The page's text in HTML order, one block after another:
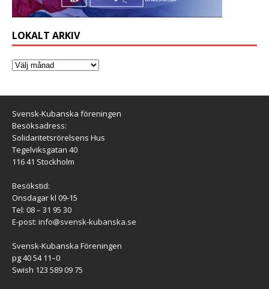
LOKALT ARKIV
Svensk-Kubanska föreningen
Besöksadress:
Solidaritetsrörelsens Hus
Tegelviksgatan 40
116 41 Stockholm
Besökstid:
Onsdagar kl 09-15
Tel: 08 – 31 95 30
E-post: info@svensk-kubanska.se
Svensk-Kubanska Föreningen
pg 40 54 11–0
Swish 123 589 09 75